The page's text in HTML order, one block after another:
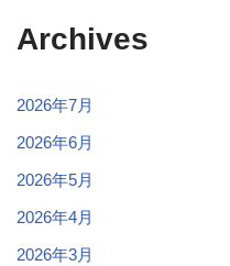
Archives
2026年7月
2026年6月
2026年5月
2026年4月
2026年3月